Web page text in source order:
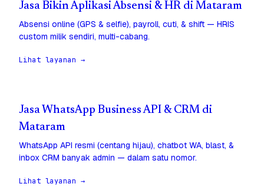
Jasa Bikin Aplikasi Absensi & HR di Mataram
Absensi online (GPS & selfie), payroll, cuti, & shift — HRIS
custom milik sendiri, multi-cabang.
Lihat layanan →
Jasa WhatsApp Business API & CRM di
Mataram
WhatsApp API resmi (centang hijau), chatbot WA, blast, &
inbox CRM banyak admin — dalam satu nomor.
Lihat layanan →